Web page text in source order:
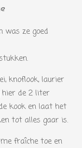
r
r
n
was ze goed
knoflook, laurier
hier de 2 liter
kook en laat het
tot alles gaar is.
fraîche toe en